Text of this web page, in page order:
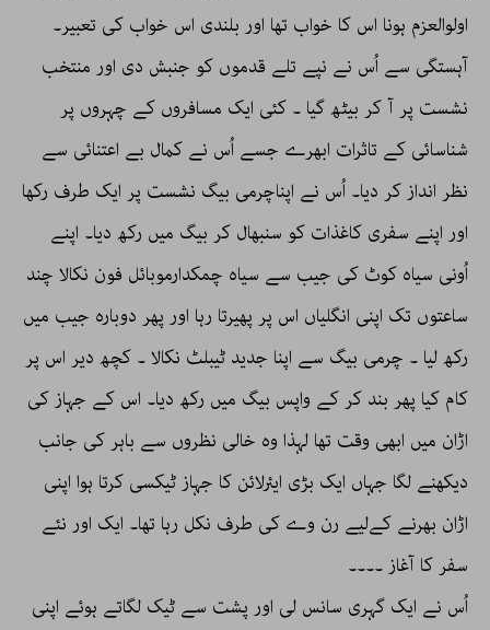
اولوالعزم ہونا اس کا خواب تھا اور بلندی اس خواب کی تعبیر۔
آہستگی سے اُس نے نپے تلے قدموں کو جنبش دی اور منتخب
نشست پر آ کر بیٹھ گیا ۔ کئی ایک مسافروں کے چہروں پر
شناسائی کے تاثرات ابھرے جسے اُس نے کمال بے اعتنائی سے
نظر انداز کر دیا۔ اُس نے اپناچرمی بیگ نشست پر ایک طرف رکھا
اور اپنے سفری کاغذات کو سنبھال کر بیگ میں رکھ دیا۔ اپنے
اُونی سیاہ کوٹ کی جیب سے سیاہ چمکدارموبائل فون نکالا چند
ساعتوں تک اپنی انگلیاں اس پر پھیرتا رہا اور پھر دوبارہ جیب میں
رکھ لیا ۔ چرمی بیگ سے اپنا جدید ٹیبلٹ نکالا ۔ کچھ دیر اس پر
کام کیا پھر بند کر کے واپس بیگ میں رکھ دیا۔ اس کے جہاز کی
اڑان میں ابھی وقت تھا لہذا وہ خالی نظروں سے باہر کی جانب
دیکھنے لگا جہاں ایک بڑی ایئرلائن کا جہاز ٹیکسی کرتا ہوا اپنی
اڑان بھرنے کےلیے رن وے کی طرف نکل رہا تھا۔ ایک اور نئے
سفر کا آغاز ۔۔۔۔
اُس نے ایک گہری سانس لی اور پشت سے ٹیک لگاتے ہوئے اپنی